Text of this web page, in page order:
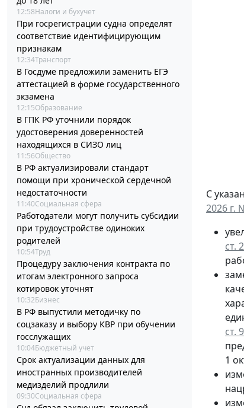
12:58Налоги и бухучет
При госрегистрации судна определят
соответствие идентифицирующим
признакам
12:34Транспорт
В Госдуме предложили заменить ЕГЭ
аттестацией в форме государственного
экзамена
12:15Образование
В ГПК РФ уточнили порядок
удостоверения доверенностей
находящихся в СИЗО лиц
11:56Общество
В РФ актуализировали стандарт
помощи при хронической сердечной
недостаточности
11:40Социальная сфера
Работодатели могут получить субсидии
при трудоустройстве одиноких
родителей
10:54Труд
Процедуру заключения контракта по
итогам электронного запроса
котировок уточнят
10:32Бизнес
В РФ выпустили методичку по
соцзаказу и выбору КВР при обучении
госслужащих
10:04Бюджетный учет
Срок актуализации данных для
иностранных производителей
медизделий продлили
09:30Социальная сфера
С
2026 г.
ст.
ст.
1